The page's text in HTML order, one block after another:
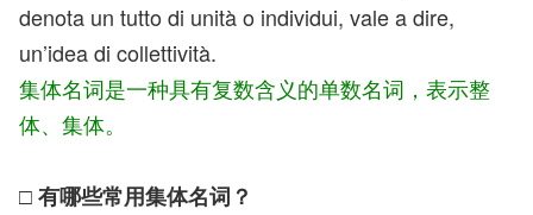
denota un tutto di unità o individui, vale a dire,
un’idea di collettività.
集体名词是一种具有复数含义的单数名词，表示整
体、集体。
□ 有哪些常用集体名词？